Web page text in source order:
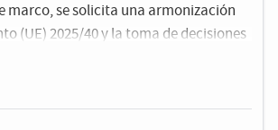
marco, se solicita una armonización
(UE) 2025/40 y la toma de decisiones
científica.